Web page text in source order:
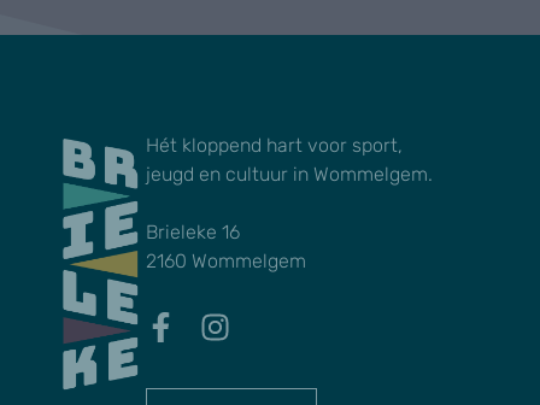
Hét kloppend hart voor sport,
jeugd en cultuur in Wommelgem.
Brieleke 16
2160 Wommelgem